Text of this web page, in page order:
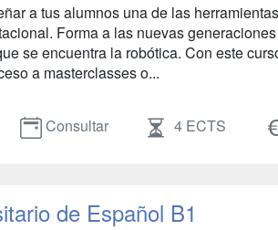
a tus alumnos una de las
Forma a las nuevas
se encuentra la robótica. Con este
a masterclasses o...
Consultar 4 ECTS
de Español B1